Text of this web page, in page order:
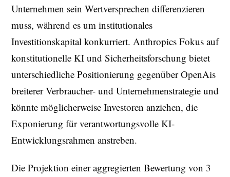
Unternehmen sein Wertversprechen differenzieren
muss, während es um institutionales
Investitionskapital konkurriert. Anthropics Fokus auf
konstitutionelle KI und Sicherheitsforschung bietet
unterschiedliche Positionierung gegenüber OpenAis
breiterer Verbraucher- und Unternehmenstrategie und
könnte möglicherweise Investoren anziehen, die
Exponierung für verantwortungsvolle KI-
Entwicklungsrahmen anstreben.
Die Projektion einer aggregierten Bewertung von 3